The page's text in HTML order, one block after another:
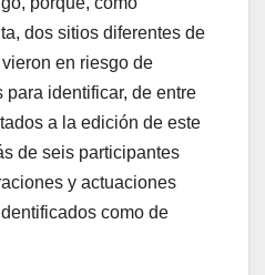
dos sitios diferentes de
en riesgo de
identificar, de entre
a la edición de este
de seis participantes
y actuaciones
como de